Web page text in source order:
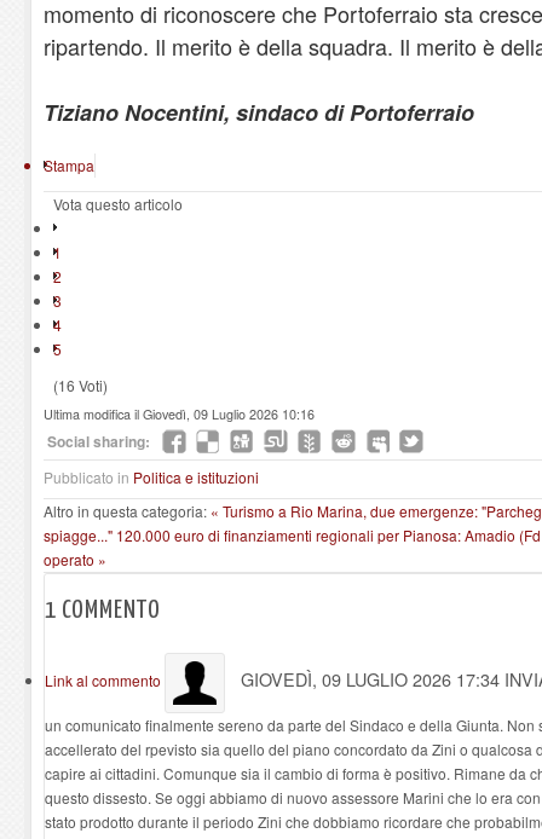
momento di riconoscere che Portoferraio sta
ripartendo. Il merito è della squadra. Il merito è
Tiziano Nocentini, sindaco di Portoferraio
Stampa
Vota questo articolo
1
2
3
4
5
(16 Voti)
Ultima modifica il Giovedì, 09 Luglio 2026 10:16
Social sharing:
Pubblicato in Politica e istituzioni
Altro in questa categoria: « Turismo a Rio Marina, due emergenze:
spiagge..." 120.000 euro di finanziamenti regionali per Pianosa: Amadio
operato »
1 COMMENTO
Link al commento GIOVEDÌ, 09 LUGLIO 2026 17:34
un comunicato finalmente sereno da parte del Sindaco e della Giunta.
accellerato del rpevisto sia quello del piano concordato da Zini o qualcosa
capire ai cittadini. Comunque sia il cambio di forma è positivo. Rimane da
questo dissesto. Se oggi abbiamo di nuovo assessore Marini che lo era
stato prodotto durante il periodo Zini che dobbiamo ricordare che